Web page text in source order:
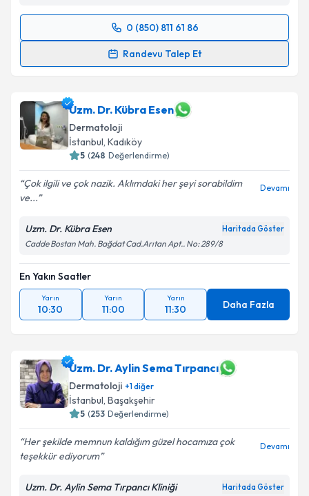
0 (850) 811 61 86
Randevu Talep Et
Randevu Takvimi Talebi
takvim hazırlandığında e-posta ile bilgilendireceğiz.
E-posta Adresiniz
kapsamda işlenmesini kabul ediyorum.
Uzm. Dr. Kübra Esen
Dermatoloji
İstanbul, Kadıköy
5 (248 Değerlendirme)
Çok ilgili ve çok nazik. Aklımdaki her şeyi sorabildim
ve...
Devamı
Uzm. Dr. Kübra Esen Haritada Göster
Cadde Bostan Mah. Bağdat Cad.Arıtan Apt.. No: 289/8
En Yakın Saatler
Yarın
10:30
Yarın
11:00
Yarın
11:30 Daha Fazla
Uzm. Dr. Aylin Sema Tırpancı
Dermatoloji +1diğer
İstanbul, Başakşehir
5 (253 Değerlendirme)
Her şekilde memnun kaldığım güzel hocamıza çok
teşekkür ediyorum
Devamı
Uzm. Dr. Aylin Sema Tırpancı Kliniği Haritada Göster